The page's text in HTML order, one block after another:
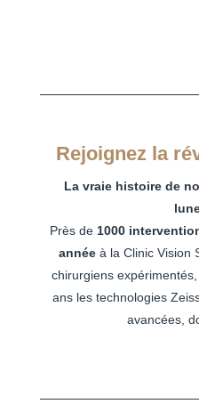
Rejoignez la
La vraie histoire de
Près de 1000
annéeà la Clinic Vision
chirurgiens
ans les technologies
avancées,